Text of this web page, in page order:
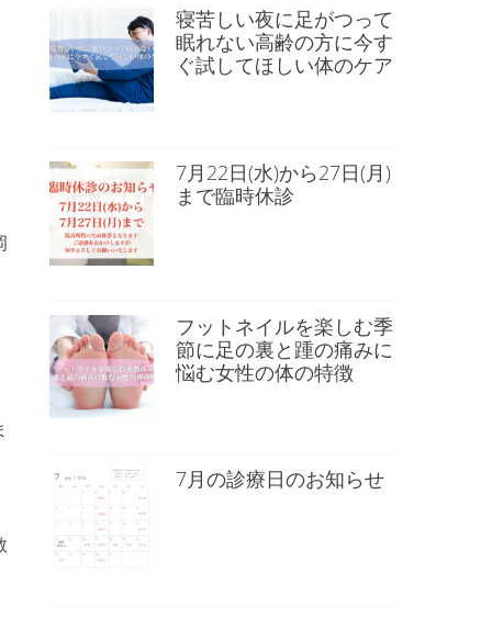
寝苦しい夜に足がつって
眠れない高齢の方に今す
ぐ試してほしい体のケア
7月22日(水)から27日(月)
まで臨時休診
フットネイルを楽しむ季
節に足の裏と踵の痛みに
悩む女性の体の特徴
7月の診療日のお知らせ